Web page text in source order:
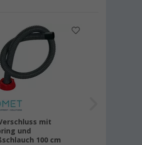
mit
und
100 cm